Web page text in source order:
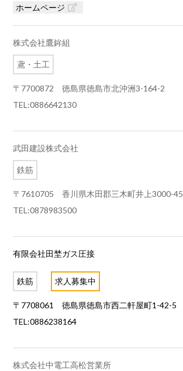
ホームページ
株式会社鷹鉾組
鳶・土工
〒7700872 徳島県徳島市北沖洲3-164-2
TEL:0886642130
武田建設株式会社
鉄筋
〒7610705 香川県木田郡三木町井上3000-45
TEL:0878983500
有限会社田埜ガス圧接
鉄筋 求人募集中
〒7708061 徳島県徳島市西二軒屋町1-42-5
TEL:0886238164
株式会社中電工高松営業所